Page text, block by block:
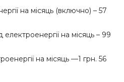
на місяць (включно) – 57
на місяць – 99
на місяць —1 грн. 56